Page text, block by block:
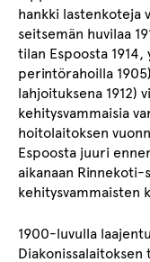
hankki lastenkoteja
seitsemän huvilaa
tilan Espoosta
perintörahoilla
lahjoituksena 1912)
kehitysvammaisia
hoitolaitoksen
Espoosta juuri
aikanaan
kehitysvammaisten
1900-luvulla